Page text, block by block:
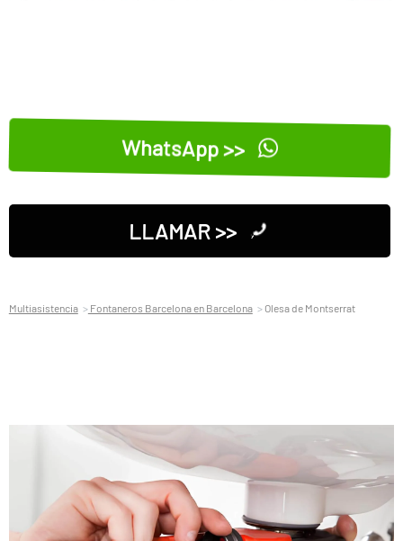
WhatsApp >>
LLAMAR >>
Multiasistencia Fontaneros Barcelona en Barcelona Olesa de Montserrat